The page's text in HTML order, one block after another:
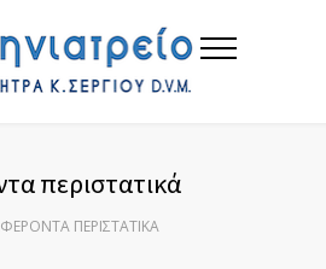
περιστατικά
ΠΕΡΙΣΤΑΤΙΚΆ